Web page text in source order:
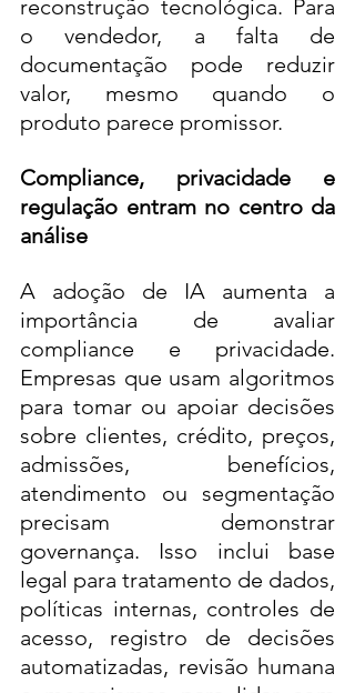
reconstrução tecnológica. Para
o vendedor, a falta de
documentação pode reduzir
valor, mesmo quando o
produto parece promissor.
Compliance, privacidade e
regulação entram no centro da
análise
A adoção de IA aumenta a
importância de avaliar
compliance e privacidade.
Empresas que usam algoritmos
para tomar ou apoiar decisões
sobre clientes, crédito, preços,
admissões, benefícios,
atendimento ou segmentação
precisam demonstrar
governança. Isso inclui base
legal para tratamento de dados,
políticas internas, controles de
acesso, registro de decisões
automatizadas, revisão humana